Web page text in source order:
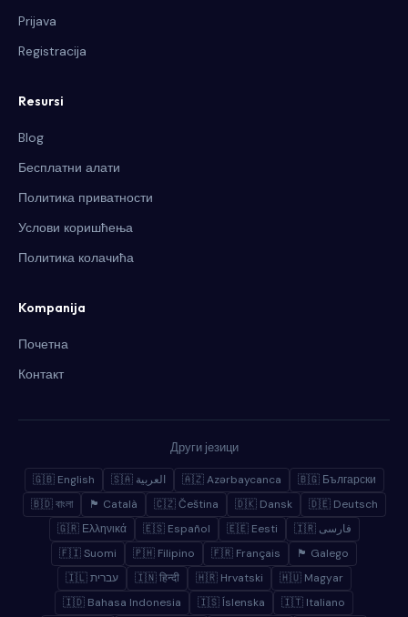
Prijava
Registracija
Resursi
Blog
Бесплатни алати
Политика приватности
Услови коришћења
Политика колачића
Kompanija
Почетна
Контакт
Други језици
🇬🇧 English 🇸🇦 العربية 🇦🇿 Azərbaycanca
🇧🇬 Български
🇧🇩 বাংলা
🏴 Català 🇨🇿 Čeština 🇩🇰 Dansk
🇩🇪 Deutsch
🇬🇷 Ελληνικά
🇪🇸 Español 🇪🇪 Eesti
🇮🇷 فارسی
🇫🇮 Suomi
🇵🇭 Filipino 🇫🇷 Français
🏴 Galego
🇮🇱 עברית
🇮🇳 हिन्दी 🇭🇷 Hrvatski
🇭🇺 Magyar
🇮🇩 Bahasa Indonesia
🇮🇸 Íslenska 🇮🇹 Italiano